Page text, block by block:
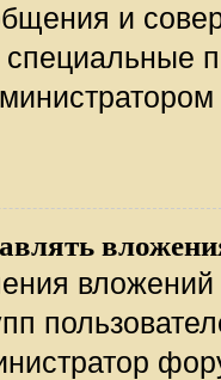
и
специальные